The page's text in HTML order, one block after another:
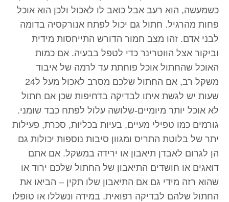
כשמעשה, הוא רעב אבל כואב לו לאכול ולכן הוא אוכל
פחות מהרגיל. חתול גם יכול לפתח אנורקסיה בדומה
לבני אדם. זהו מצב חמור הדורש התייחסות מידית
וביקור אצל הווטרינר כדי לטפל בבעיה. אם כמות
האוכל שהחתול אוכל פוחתת עד לרמה של איבוד
משקל רב, אם החתול שלכם מסרב לאכול מעל ל24
שעות יש לגשת איתו לבדיקה בדחיפות שכן אם חתול
לא אוכל יותר מיומיים-שלושה עלול לפתח כבד שומני.
גורמים כמו טפילי מעיים, בעיות בכליות, סכרת, פעילות
יתר של בלוטת התריס ומגוון סיבות נוספות יכולות גם
הן לגרום לאבדן תיאבון או ירידה במשקל. אם אתם
דואגים או חושדים התיאבון של החתול שלכם ירוד או
שהוא רזה מידי גם אם התיאבון שלו תקין – הביאו את
החתול שלהם לבדיקה רפואית. במידה ונשללו או טופלו